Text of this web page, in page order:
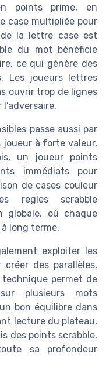
points prime, en
case multipliée pour
la lettre case est
du mot bénéficie
ce qui génère des
Les joueurs lettres
ouvrir trop de lignes
passe aussi par
à forte valeur,
un joueur points
immédiats pour
de cases couleur
regles scrabble
globale, où chaque
long terme.
exploiter les
créer des parallèles,
permet de
plusieurs mots
bon équilibre dans
lecture du plateau,
des points scrabble,
sa profondeur